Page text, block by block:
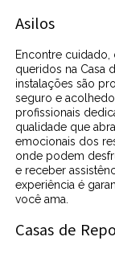
Asilos
Encontre
queridos na Casa
instalações são
seguro e
profissionais
qualidade que
emocionais dos
onde podem
e receber
experiência é
você ama.
Casas de